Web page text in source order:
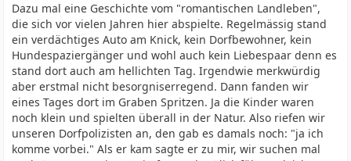
Dazu mal eine Geschichte vom "romantischen Landleben",
die sich vor vielen Jahren hier abspielte. Regelmässig stand
ein verdächtiges Auto am Knick, kein Dorfbewohner, kein
Hundespaziergänger und wohl auch kein Liebespaar denn es
stand dort auch am hellichten Tag. Irgendwie merkwürdig
aber erstmal nicht besorgniserregend. Dann fanden wir
eines Tages dort im Graben Spritzen. Ja die Kinder waren
noch klein und spielten überall in der Natur. Also riefen wir
unseren Dorfpolizisten an, den gab es damals noch: "ja ich
komme vorbei." Als er kam sagte er zu mir, wir suchen mal